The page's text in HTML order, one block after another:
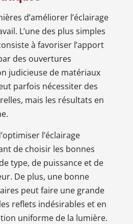
d’améliorer l’éclairage
L’une des plus simples
à favoriser l’apport
des ouvertures
judicieuse de matériaux
parfois nécessiter des
mais les résultats en
l’éclairage
de choisir les bonnes
type, de puissance et de
De plus, une bonne
peut faire une grande
reflets indésirables et en
uniforme de la lumière.